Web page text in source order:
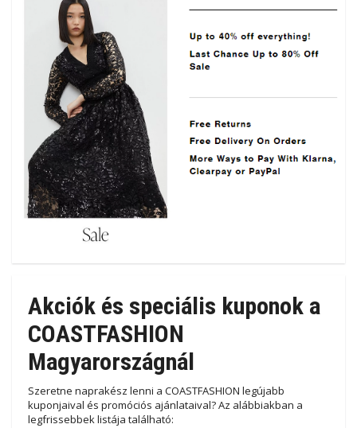
Akciók és speciális kuponok a
COASTFASHION
Magyarországnál
Szeretne naprakész lenni a COASTFASHION legújabb
kuponjaival és promóciós ajánlataival? Az alábbiakban a
legfrissebbek listája található: